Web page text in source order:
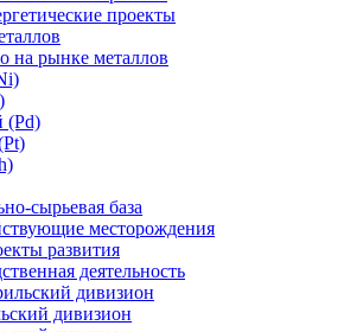
проекты
на рынке металлов
(Pd)
сырьевая база
месторождения
развития
деятельность
дивизион
дивизион